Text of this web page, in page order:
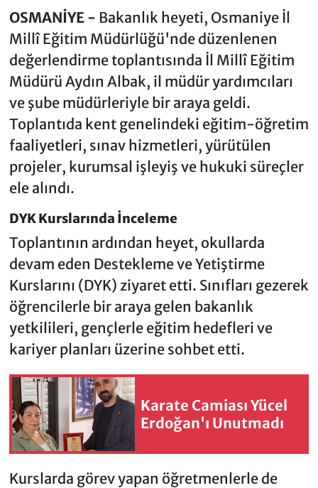
OSMANİYE - Bakanlık heyeti, Osmaniye İl
Millî Eğitim Müdürlüğü'nde düzenlenen
değerlendirme toplantısında İl Millî Eğitim
Müdürü Aydın Albak, il müdür yardımcıları
ve şube müdürleriyle bir araya geldi.
Toplantıda kent genelindeki eğitim-öğretim
faaliyetleri, sınav hizmetleri, yürütülen
projeler, kurumsal işleyiş ve hukuki süreçler
ele alındı.
DYK Kurslarında İnceleme
Toplantının ardından heyet, okullarda
devam eden Destekleme ve Yetiştirme
Kurslarını (DYK) ziyaret etti. Sınıfları gezerek
öğrencilerle bir araya gelen bakanlık
yetkilileri, gençlerle eğitim hedefleri ve
kariyer planları üzerine sohbet etti.
Karate Camiası Yücel
Erdoğan'ı Unutmadı
Kurslarda görev yapan öğretmenlerle de